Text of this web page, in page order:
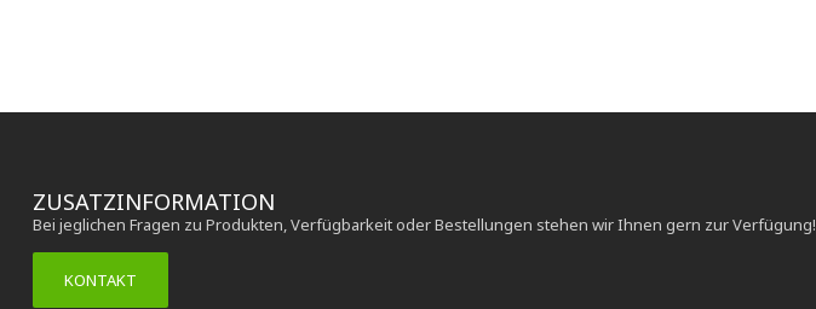
ZUSATZINFORMATION
Bei jeglichen Fragen zu Produkten, Verfügbarkeit oder Bestellungen stehen wir Ihnen gern zur Verfügung!
KONTAKT